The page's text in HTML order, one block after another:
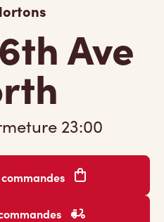
Ave
23:00